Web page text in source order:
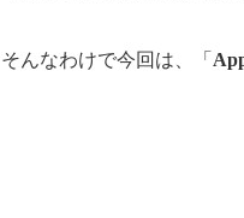
そんなわけで今回は、「